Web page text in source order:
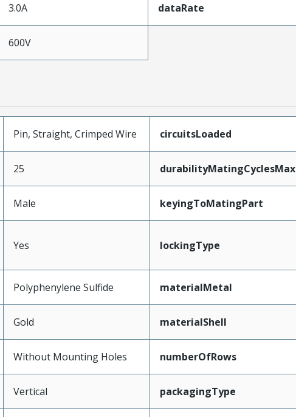
3.0A dataRate
600V
Pin, Straight, Crimped Wire circuitsLoaded
25 durabilityMatingCyclesMax
Male keyingToMatingPart
Yes lockingType
Polyphenylene Sulfide materialMetal
Gold materialShell
Without Mounting Holes numberOfRows
Vertical packagingType